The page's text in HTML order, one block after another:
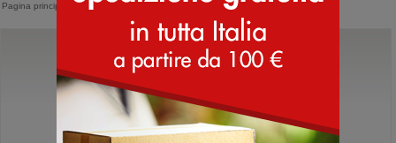
Pagina principale > Doposci >Canadesi
La Thuile
931